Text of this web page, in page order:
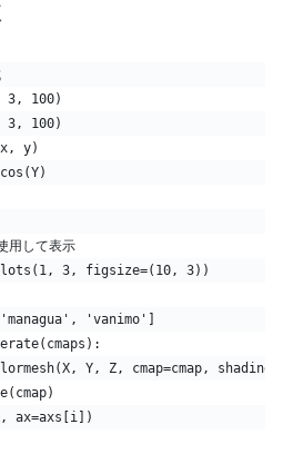
3, 100)
3, 100)
y)
用して表示
3, figsize=(10, 3))
'vanimo']
Y, Z, cmap=cmap,
ax=axs[i])